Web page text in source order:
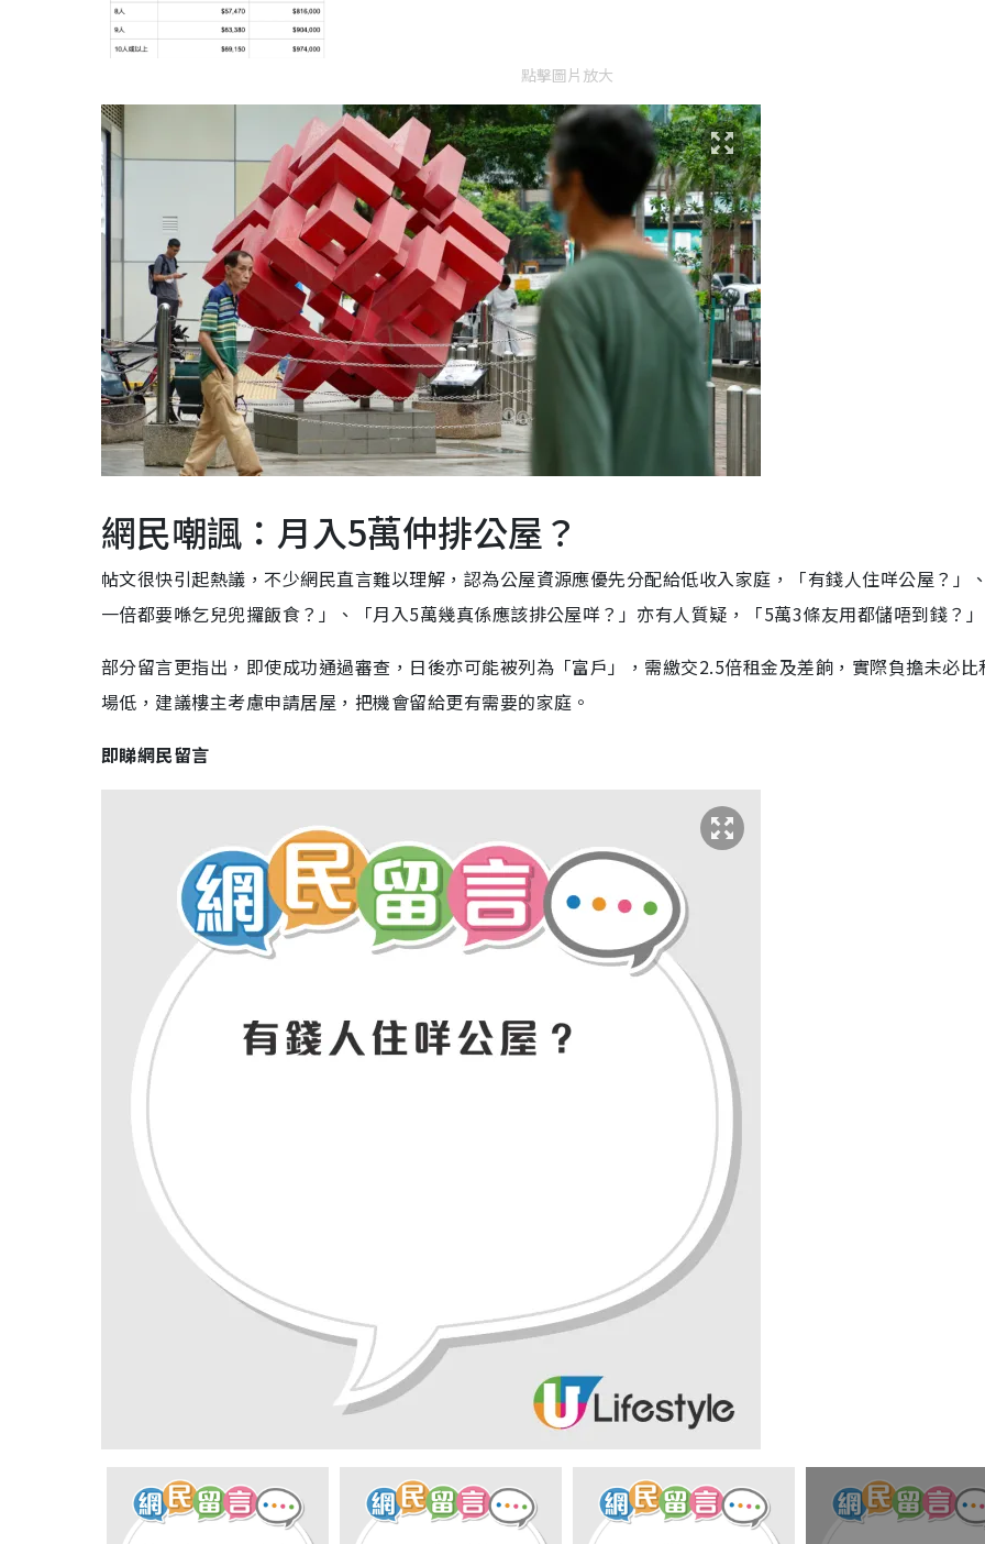
點擊圖片放大
網民嘲諷：月入5萬仲排公屋？
帖文很快引起熱議，不少網民直言難以理解，認為公屋資源應優先分配給低收入家庭，「有錢人住咩公屋？」
一倍都要喺乞兒兜攞飯食？」、「月入5萬幾真係應該排公屋咩？」亦有人質疑，「5萬3條友用都儲唔到錢？」
部分留言更指出，即使成功通過審查，日後亦可能被列為「富戶」，需繳交2.5倍租金及差餉，實際負擔未必比
場低，建議樓主考慮申請居屋，把機會留給更有需要的家庭。
即睇網民留言